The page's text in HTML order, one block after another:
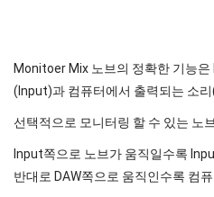
Monitoer Mix 노브의 정확한 기능
(Input)과 컴퓨터에서 출력되는 소리
선택적으로 모니터링 할 수 있는 노
Input쪽으로 노브가 움직일수록
반대로 DAW쪽으로 움직인수록 컴